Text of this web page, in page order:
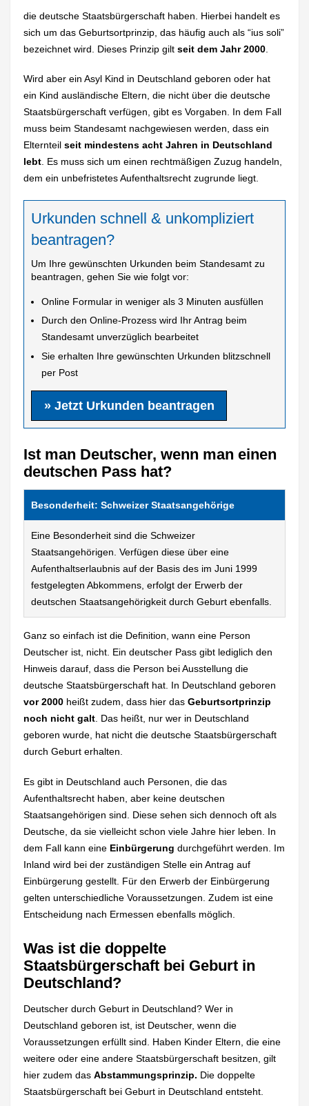
die deutsche Staatsbürgerschaft haben. Hierbei handelt es
sich um das Geburtsortprinzip, das häufig auch als “ius soli”
bezeichnet wird. Dieses Prinzip giltseit dem Jahr 2000
Wird aber ein Asyl Kind in Deutschland geboren oder hat
ein Kind ausländische Eltern, die nicht über die deutsche
Staatsbürgerschaft verfügen, gibt es Vorgaben. In dem Fall
muss beim Standesamt nachgewiesen werden, dass ein
Elternteilseit mindestens acht Jahren in Deutschland
lebt. Es muss sich um einen rechtmäßigen Zuzug handeln,
dem ein unbefristetes Aufenthaltsrecht zugrunde liegt.
Urkunden schnell & unkompliziert
beantragen?
Um Ihre gewünschten Urkunden beim Standesamt zu
beantragen, gehen Sie wie folgt vor:
Online Formular in weniger als 3 Minuten ausfüllen
Durch den Online-Prozess wird Ihr Antrag beim
Standesamt unverzüglich bearbeitet
Sie erhalten Ihre gewünschten Urkunden blitzschnell
per Post
» Jetzt Urkunden beantragen
Ist man Deutscher, wenn man einen
deutschen Pass hat?
Besonderheit: Schweizer Staatsangehörige
Eine Besonderheit sind die Schweizer
Staatsangehörigen. Verfügen diese über eine
Aufenthaltserlaubnis auf der Basis des im Juni 1999
festgelegten Abkommens, erfolgt der Erwerb der
deutschen Staatsangehörigkeit durch Geburt ebenfalls.
Ganz so einfach ist die Definition, wann eine Person
Deutscher ist, nicht. Ein deutscher Pass gibt lediglich den
Hinweis darauf, dass die Person bei Ausstellung die
deutsche Staatsbürgerschaft hat. In Deutschland geboren
vor 2000 heißt zudem, dass hier das Geburtsortprinzip
noch nicht galt . Das heißt, nur wer in Deutschland
geboren wurde, hat nicht die deutsche Staatsbürgerschaft
durch Geburt erhalten.
Es gibt in Deutschland auch Personen, die das
Aufenthaltsrecht haben, aber keine deutschen
Staatsangehörigen sind. Diese sehen sich dennoch oft als
Deutsche, da sie vielleicht schon viele Jahre hier leben. In
dem Fall kann eine Einbürgerung durchgeführt werden. Im
Inland wird bei der zuständigen Stelle ein Antrag auf
Einbürgerung gestellt. Für den Erwerb der Einbürgerung
gelten unterschiedliche Voraussetzungen. Zudem ist eine
Entscheidung nach Ermessen ebenfalls möglich.
Was ist die doppelte
Staatsbürgerschaft bei Geburt in
Deutschland?
Deutscher durch Geburt in Deutschland? Wer in
Deutschland geboren ist, ist Deutscher, wenn die
Voraussetzungen erfüllt sind. Haben Kinder Eltern, die eine
weitere oder eine andere Staatsbürgerschaft besitzen, gilt
hier zudem dasAbstammungsprinzip. Die doppelte
Staatsbürgerschaft bei Geburt in Deutschland entsteht.